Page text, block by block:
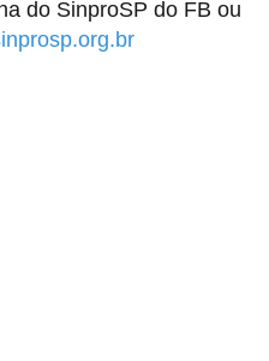
do SinproSP do FB ou